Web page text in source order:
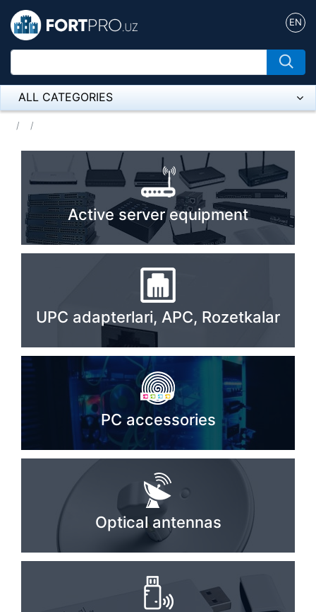
EN
ALL CATEGORIES
Микрофон
Напольные розетки
Оборудование Mikrotik
Пылесос
Спикерфон
ADSL, Wan / Lan Routers, Wi-Fi
Server equipment
UPS Uninterruptible Power Supply
Headphones
Mouses and keybords
Server equipment
Active server equipment
UPC adapterlari, APC, Rozetkalar
PC accessories
Optical antennas